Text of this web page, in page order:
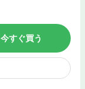
今すぐ買う